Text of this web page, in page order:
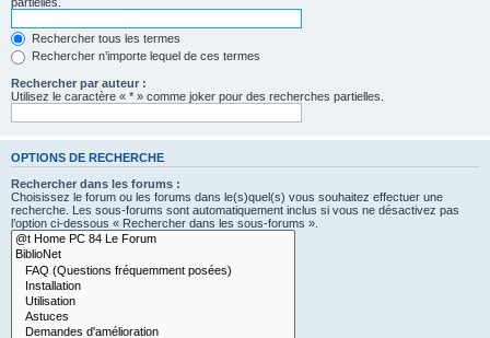
Rechercher tous les termes
Rechercher n’importe lequel de ces termes
Rechercher par auteur :
Utilisez le caractère « * » comme joker pour des recherches partielles.
OPTIONS DE RECHERCHE
Rechercher dans les forums :
Choisissez le forum ou les forums dans le(s)quel(s) vous souhaitez effectuer une
recherche. Les sous-forums sont automatiquement inclus si vous ne désactivez pas
l’option ci-dessous « Rechercher dans les sous-forums ».